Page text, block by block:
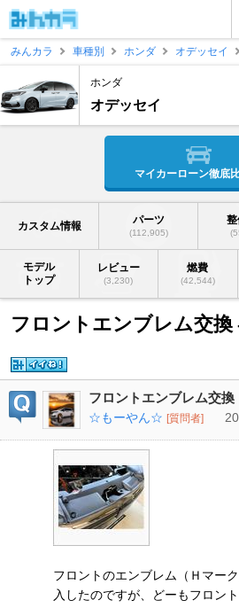
みんカラ
車種別 ホンダ オデッセイ
ホンダ
オデッセイ
マイカーローン徹底
カスタム情報 パーツ
(112,905)
整
モデル
トップ
レビュー
(3,230)
燃費
(42,544)
フロントエンブレム交換
フロントエンブレム交換
☆もーやん☆ [質問者]
フロントのエンブレム（Ｈマー
入したのですが、どーもフロン